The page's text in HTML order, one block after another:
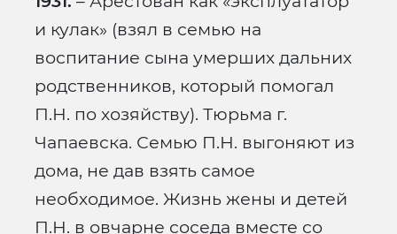
и кулак» (взял в семью на
воспитание сына умерших дальних
родственников, который помогал
П.Н. по хозяйству). Тюрьма г.
Чапаевска. Семью П.Н. выгоняют из
дома, не дав взять самое
необходимое. Жизнь жены и детей
П.Н. в овчарне соседа вместе со